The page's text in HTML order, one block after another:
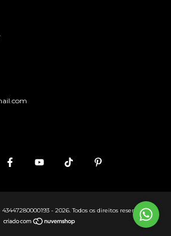
- 2026. Todos os direitos reservados.